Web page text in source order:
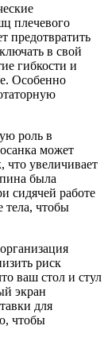
плечевого
предотвратить
в свой
гибкости и
Особенно
роль в
может
увеличивает
была
сидячей работе
тела, чтобы
риск
ваш стол и стул
экран
для
чтобы